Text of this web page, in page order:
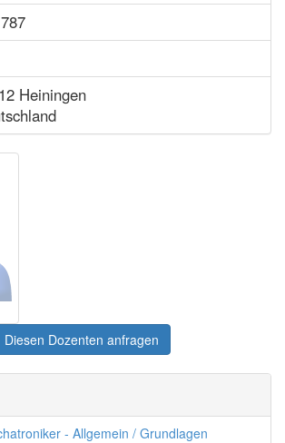
Heiningen
Diesen Dozenten anfragen
- Allgemein / Grundlagen